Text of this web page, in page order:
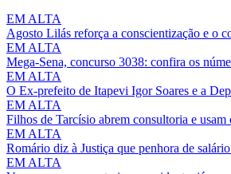
EM ALTA
Agosto Lilás reforça a conscientização e o
EM ALTA
Mega-Sena, concurso 3038: confira os
EM ALTA
O Ex-prefeito de Itapevi Igor Soares e a
EM ALTA
Filhos de Tarcísio abrem consultoria e usam
EM ALTA
Romário diz à Justiça que penhora de
EM ALTA